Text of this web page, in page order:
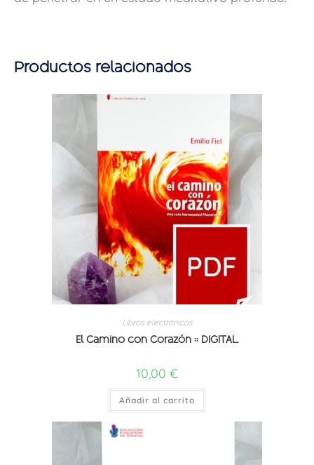
Productos relacionados
Libros electrónicos
El Camino con Corazón :: DIGITAL
10,00 €
Añadir al carrito